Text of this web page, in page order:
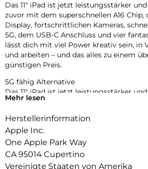
Das 11″ iPad ist jetzt leistungsstärker
zuvor mit dem superschnellen A16 Chip,
Display, fortschrittlichen Kameras,
5G, dem USB-C Anschluss und vier
lässt dich mit viel Power kreativ sein, in
und arbeiten – und das alles zu einem
günstigen Preis.
5G fähig Alternative
Das 11″ iPad ist jetzt leistungsstärker
zuvor mit dem superschnellen A16 Chip,
optionalem 5G, dem USB-C Anschluss
Farben. Es lässt dich mit viel Power
Verbindung bleiben und arbeiten – und
überraschend günstigen Preis.
Mehr lesen
Herstellerinformation
Apple Inc.
One Apple Park Way
CA 95014 Cupertino
Vereinigte Staaten von Amerika